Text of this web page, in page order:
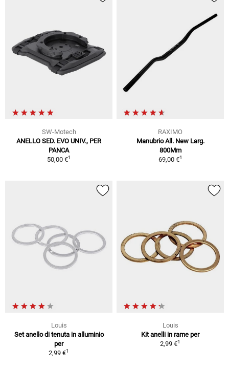
SW-Motech
ANELLO SED. EVO UNIV., PER
PANCA
50,00 €1
RAXIMO
Manubrio All. New Larg.
800Mm
69,00 €1
Louis
Set anello di tenuta in alluminio
per
2,99 €1
Louis
Kit anelli in rame per
2,99 €1